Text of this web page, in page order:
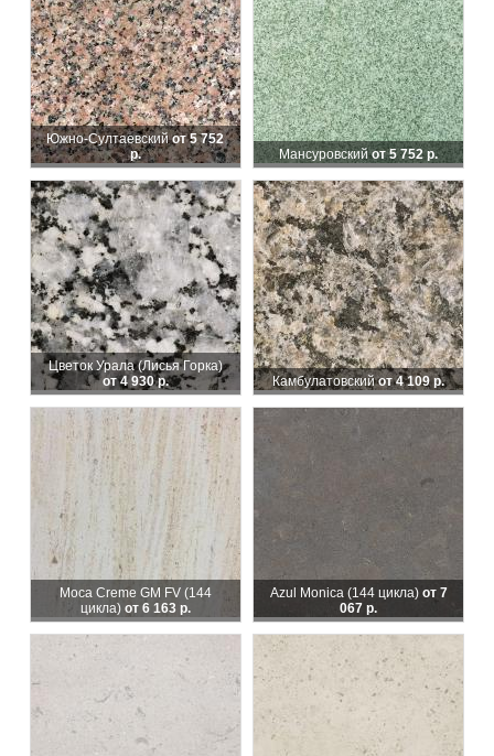
Южно-Султаевскийот 5 752
р.
Мансуровскийот 5 752 р.
Цветок Урала (Лисья Горка)
от 4 930 р.
Камбулатовскийот 4 109 р.
Moca Creme GM FV (144
цикла) от 6 163 р.
Azul Monica (144 цикла) от 7
067 р.